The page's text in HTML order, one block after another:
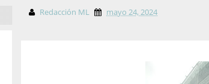
Redacción ML mayo 24, 2024